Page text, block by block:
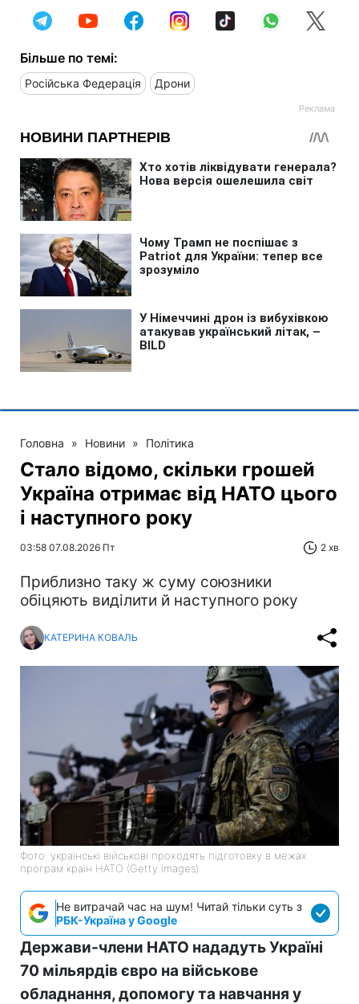
Більше по темі:
Російська Федерація Дрони
Головна » Новини » Політика
Стало відомо, скільки грошей
Україна отримає від НАТО цього
і наступного року
03:58 07.08.2026 Пт 2 хв
Приблизно таку ж суму союзники
обіцяють виділити й наступного року
КАТЕРИНА КОВАЛЬ
Фото: українські військові проходять підготовку в межах
програм країн НАТО (Getty Images)
Не витрачай час на шум! Читай тільки суть з
РБК-Україна у Google
Держави-члени НАТО нададуть Україні
70 мільярдів євро на військове
обладнання, допомогу та навчання у